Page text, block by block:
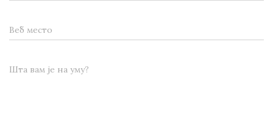
Веб место
Шта вам је на уму?